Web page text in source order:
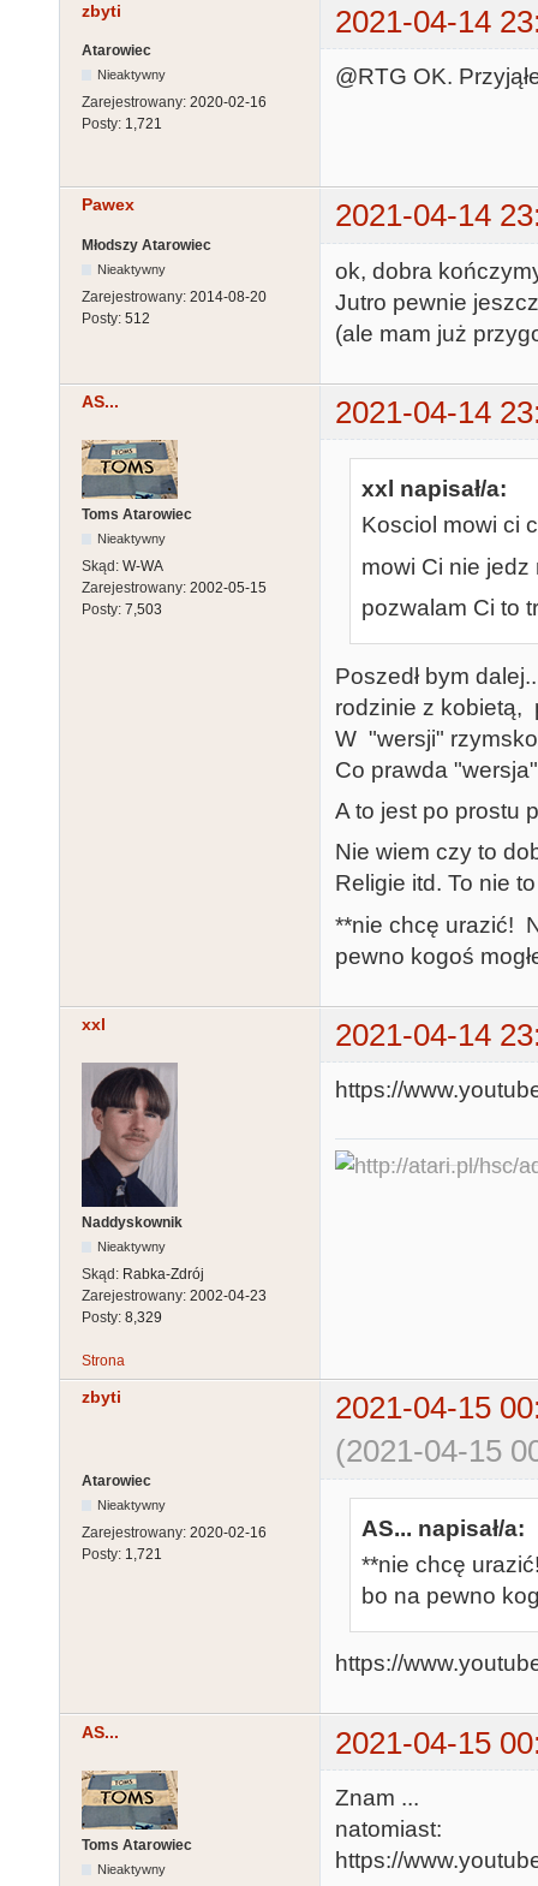
zbyti 2021-04-14
Atarowiec
Nieaktywny
Zarejestrowany: 2020-02-16
Posty: 1,721
@RTG OK.
Pawex 2021-04-14
Młodszy Atarowiec
Nieaktywny
Zarejestrowany: 2014-08-20
Posty: 512
ok, dobra
Jutro pewnie
(ale mam już
AS... 2021-04-14
Toms Atarowiec
Nieaktywny
Skąd: W-WA
Zarejestrowany: 2002-05-15
Posty: 7,503
xxl napisał/a:
Kosciol mowi ci
mowi Ci nie
pozwalam Ci to
Poszedł bym
rodzinie z kobietą,
W "wersji"
Co prawda
A to jest po prostu
Nie wiem czy to
Religie itd. To nie
**nie chcę urazić!
pewno kogoś
xxl 2021-04-14
Naddyskownik
Nieaktywny
Skąd: Rabka-Zdrój
Zarejestrowany: 2002-04-23
Posty: 8,329
https://
Strona
zbyti
2021-04-15
(2021-04-15
Atarowiec
Nieaktywny
Zarejestrowany: 2020-02-16
Posty: 1,721
AS... napisał/a:
**nie chcę
bo na pewno
https://
AS... 2021-04-15
Toms Atarowiec
Nieaktywny
Znam ...
natomiast:
https://